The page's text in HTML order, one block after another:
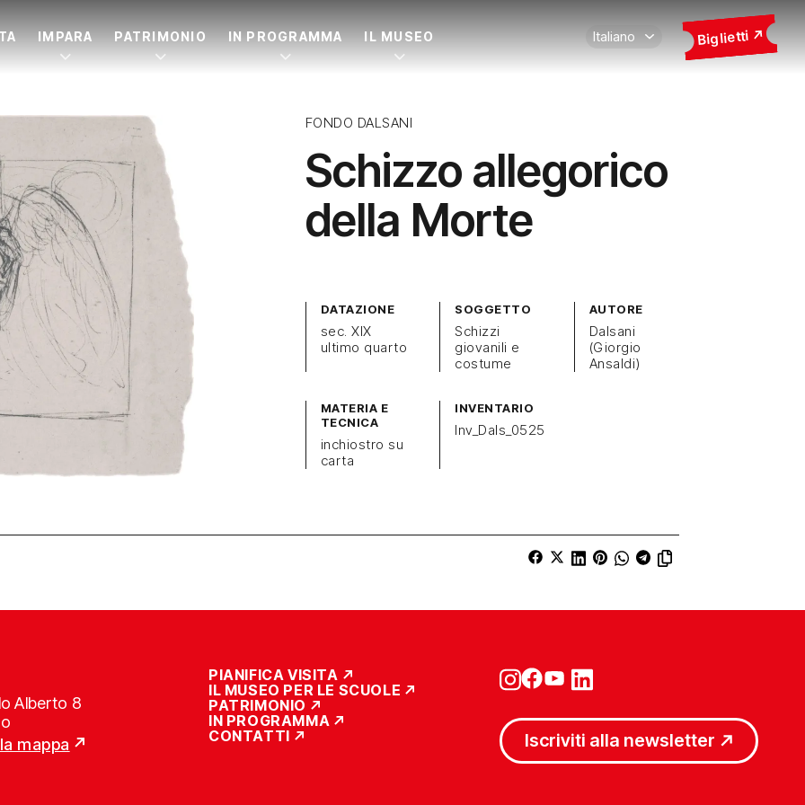
IMPARA PATRIMONIO IN PROGRAMMA IL MUSEO Biglietti
FONDO DALSANI
Schizzo allegorico
della Morte
DATAZIONE
sec. XIX
ultimo quarto
SOGGETTO
Schizzi
giovanili e
costume
AUTORE
Dalsani
(Giorgio
Ansaldi)
MATERIA E
TECNICA
inchiostro su
carta
INVENTARIO
Inv_Dals_0525
Alberto 8
mappa
PIANIFICA VISITA
IL MUSEO PER LE SCUOLE
PATRIMONIO
IN PROGRAMMA
CONTATTI
Iscriviti alla newsletter